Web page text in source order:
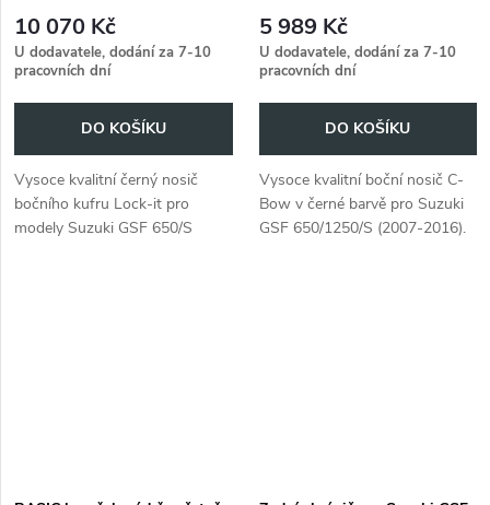
10 070 Kč
U dodavatele, dodání za 7-10
pracovních dní
DO KOŠÍKU
Vysoce kvalitní černý nosič
bočního kufru Lock-it pro
modely Suzuki GSF 650/S
5 989 Kč
U dodavatele, dodání za 7-10
pracovních dní
DO KOŠÍKU
Vysoce kvalitní boční nosič C-
Bow v černé barvě pro Suzuki
GSF 650/1250/S (2007-2016).